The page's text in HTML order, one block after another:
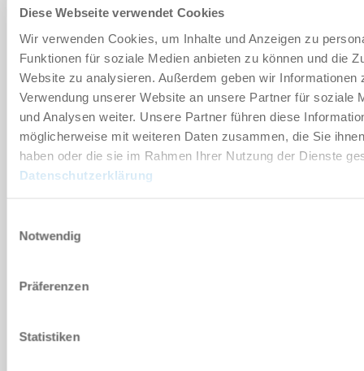
Diese Webseite verwendet Cookies
Wir verwenden Cookies, um Inhalte und Anzeigen zu
Funktionen für soziale Medien anbieten zu können und die
Website zu analysieren. Außerdem geben wir Informationen
Verwendung unserer Website an unsere Partner für soziale
und Analysen weiter. Unsere Partner führen diese
möglicherweise mit weiteren Daten zusammen, die Sie
haben oder die sie im Rahmen Ihrer Nutzung der Dienste
Datenschutzerklärung
Notwendig
Präferenzen
Statistiken
다운로드
예비 부품 BOM